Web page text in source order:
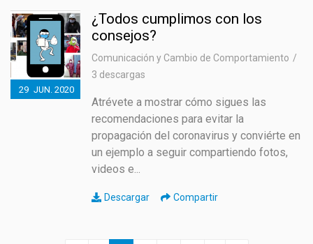
29 JUN. 2020
¿Todos cumplimos con los
consejos?
Comunicación y Cambio de Comportamiento
3 descargas
Atrévete a mostrar cómo sigues las
recomendaciones para evitar la
propagación del coronavirus y conviérte en
un ejemplo a seguir compartiendo fotos,
videos e...
Descargar Compartir